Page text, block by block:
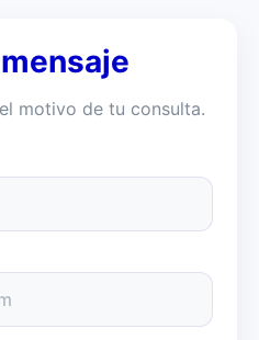
motivo de tu consulta.